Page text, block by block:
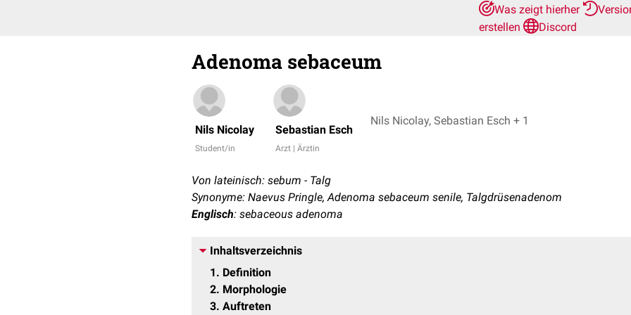
Was zeigt hierher
erstellen
Discord
Adenoma sebaceum
Nils Nicolay
Student/in
Sebastian Esch
Arzt | Ärztin
Nils Nicolay, Sebastian Esch + 1
Von lateinisch: sebum - Talg
Synonyme: Naevus Pringle, Adenoma sebaceum senile, Talgdrüsenadenom
Englisch: sebaceous adenoma
Inhaltsverzeichnis
1
Definition
2 Morphologie
3 Auftreten